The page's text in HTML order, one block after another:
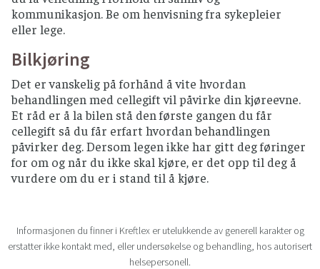
kommunikasjon. Be om henvisning fra sykepleier
eller lege.
Bilkjøring
Det er vanskelig på forhånd å vite hvordan
behandlingen med cellegift vil påvirke din kjøreevne.
Et råd er å la bilen stå den første gangen du får
cellegift så du får erfart hvordan behandlingen
påvirker deg. Dersom legen ikke har gitt deg føringer
for om og når du ikke skal kjøre, er det opp til deg å
vurdere om du er i stand til å kjøre.
Informasjonen du finner i Kreftlex er utelukkende av generell karakter og
erstatter ikke kontakt med, eller undersøkelse og behandling, hos autorisert
helsepersonell.